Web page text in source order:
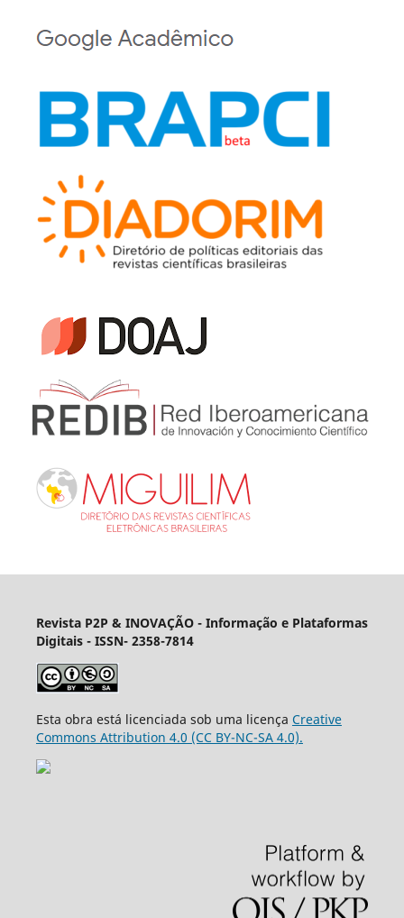
Revista P2P & INOVAÇÃO - Informação e Plataformas
Digitais - ISSN- 2358-7814
Esta obra está licenciada sob uma licença Creative
Commons Attribution 4.0 (CC BY-NC-SA 4.0).